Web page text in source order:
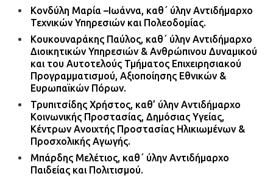
Κονδύλη Μαρία –Ιωάννα, καθ΄ ύλην Αντιδήμαρχο
Τεχνικών Υπηρεσιών και Πολεοδομίας.
Κουκουναράκης Παύλος, καθ΄ ύλην Αντιδήμαρχο
Διοικητικών Υπηρεσιών & Ανθρώπινου Δυναμικού
και του Αυτοτελούς Τμήματος Επιχειρησιακού
Προγραμματισμού, Αξιοποίησης Εθνικών &
Ευρωπαϊκών Πόρων.
Τρυπιτσίδης Χρήστος, καθ’ ύλην Αντιδήμαρχο
Κοινωνικής Προστασίας, Δημόσιας Υγείας,
Κέντρων Ανοιχτής Προστασίας Ηλικιωμένων &
Προσχολικής Αγωγής.
Μπάρδης Μελέτιος, καθ΄ ύλην Αντιδήμαρχο
Παιδείας και Πολιτισμού.